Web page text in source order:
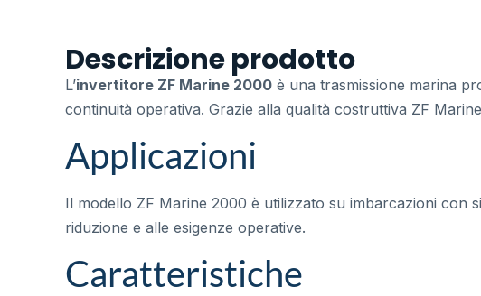
Descrizione prodotto
L’invertitore ZF Marine 2000 è una trasmissione marina
continuità operativa. Grazie alla qualità costruttiva ZF
Applicazioni
Il modello ZF Marine 2000 è utilizzato su imbarcazioni con
riduzione e alle esigenze operative.
Caratteristiche